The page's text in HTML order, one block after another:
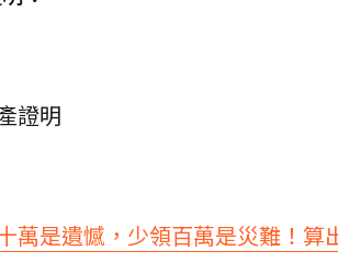
證明
萬是遺憾，少領百萬是災難！算